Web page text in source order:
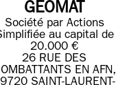
GEOMAT
Société par Actions
au capital de
20.000 €
26 RUE DES
EN AFN,
SAINT-LAURENT-